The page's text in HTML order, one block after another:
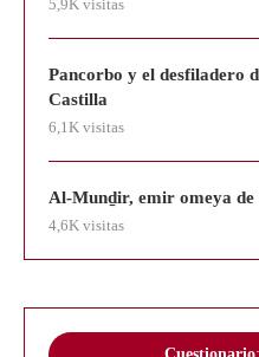
5,9K visitas
Pancorbo y el desfiladero
Castilla
6,1K visitas
Al-Munḏir, emir omeya de
4,6K visitas